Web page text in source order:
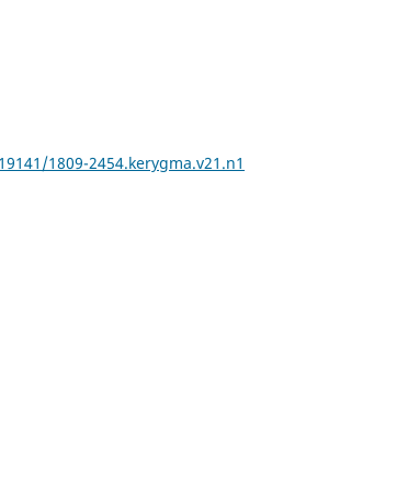
1809-2454.kerygma.v21.n1